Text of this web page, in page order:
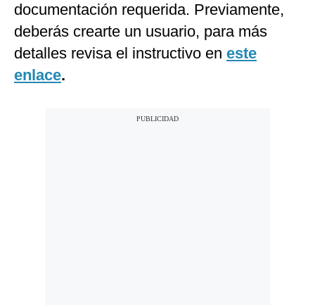
documentación requerida. Previamente,
deberás crearte un usuario, para más
detalles revisa el instructivo en este
enlace.